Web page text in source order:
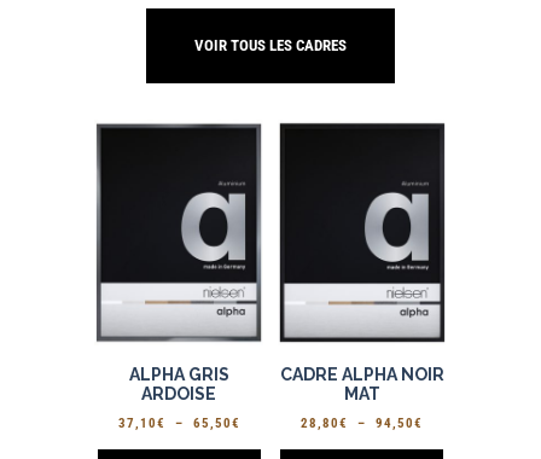
VOIR TOUS LES CADRES
ALPHA GRIS
ARDOISE
37,10€ – 65,50€
CADRE ALPHA NOIR
MAT
28,80€ – 94,50€